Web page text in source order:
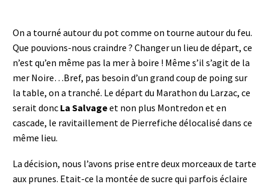
On a tourné autour du pot comme on tourne autour du feu.
Que pouvions-nous craindre ? Changer un lieu de départ, ce
n’est qu’en même pas la mer à boire ! Même s’il s’agit de la
mer Noire…Bref, pas besoin d’un grand coup de poing sur
la table, on a tranché. Le départ du Marathon du Larzac, ce
serait donc La Salvageet non plus Montredon et en
cascade, le ravitaillement de Pierrefiche délocalisé dans ce
même lieu.
La décision, nous l’avons prise entre deux morceaux de tarte
aux prunes. Etait-ce la montée de sucre qui parfois éclaire